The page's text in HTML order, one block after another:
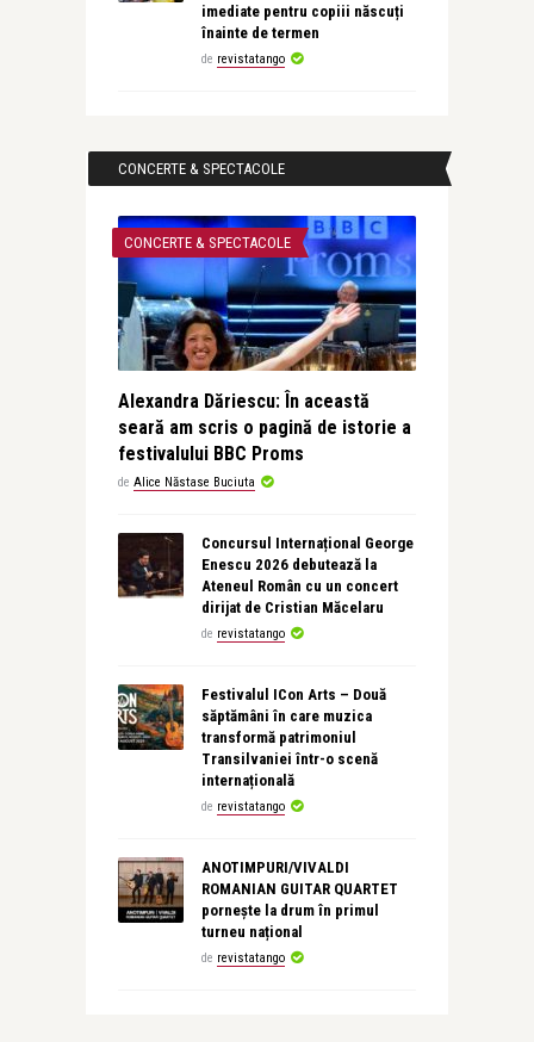
imediate pentru copiii născuți
înainte de termen
de revistatango
CONCERTE & SPECTACOLE
CONCERTE & SPECTACOLE
Alexandra Dăriescu: În această
seară am scris o pagină de istorie a
festivalului BBC Proms
de Alice Năstase Buciuta
Concursul Internațional George
Enescu 2026 debutează la
Ateneul Român cu un concert
dirijat de Cristian Măcelaru
de revistatango
Festivalul ICon Arts – Două
săptămâni în care muzica
transformă patrimoniul
Transilvaniei într-o scenă
internațională
de revistatango
ANOTIMPURI/VIVALDI
ROMANIAN GUITAR QUARTET
pornește la drum în primul
turneu național
de revistatango